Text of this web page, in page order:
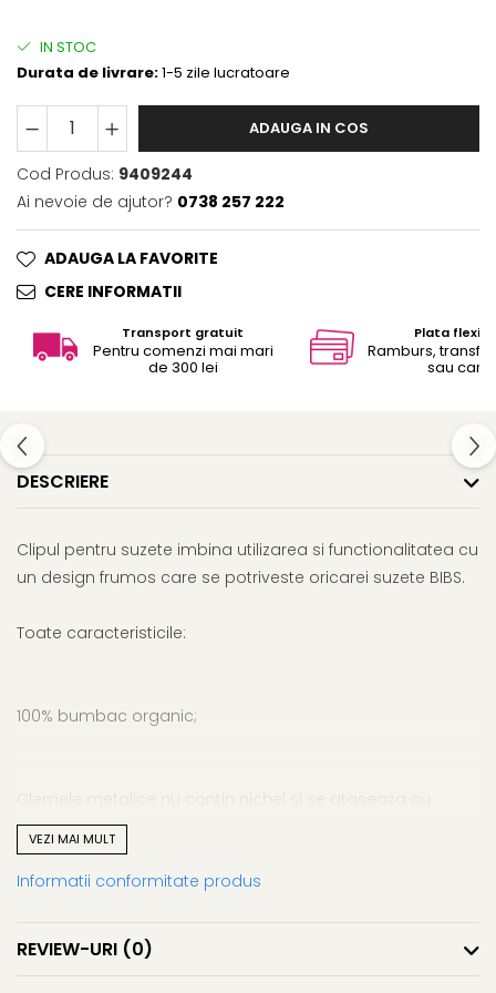
IN STOC
Durata de livrare:1-5 zile lucratoare
ADAUGA IN COS
Cod Produs: 9409244
Ai nevoie de ajutor? 0738 257 222
ADAUGA LA FAVORITE
CERE INFORMATII
Transport gratuit
Pentru comenzi mai mari
de 300 lei
Plata
Ramburs,
sau card
DESCRIERE
Clipul pentru suzete imbina utilizarea si functionalitatea cu
un design frumos care se potriveste oricarei suzete BIBS.
Toate caracteristicile:
100% bumbac organic;
Clemele metalice nu contin nichel si se ataseaza cu
usurinta de hainute;
VEZI MAI MULT
Informatii conformitate produs
REVIEW-URI (0)